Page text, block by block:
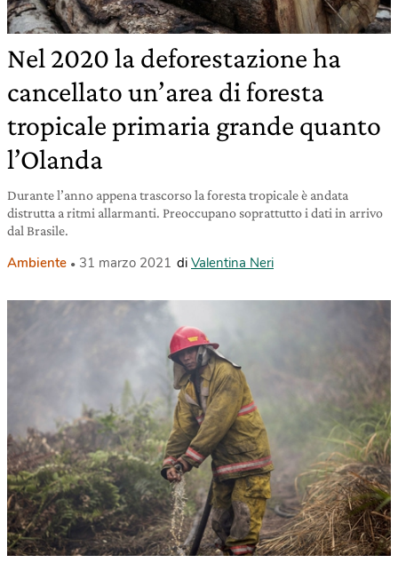
Nel 2020 la deforestazione ha
cancellato un’area di foresta
tropicale primaria grande quanto
l’Olanda
Durante l’anno appena trascorso la foresta tropicale è andata
distrutta a ritmi allarmanti. Preoccupano soprattutto i dati in arrivo
dal Brasile.
Ambiente 31 marzo 2021 di Valentina Neri